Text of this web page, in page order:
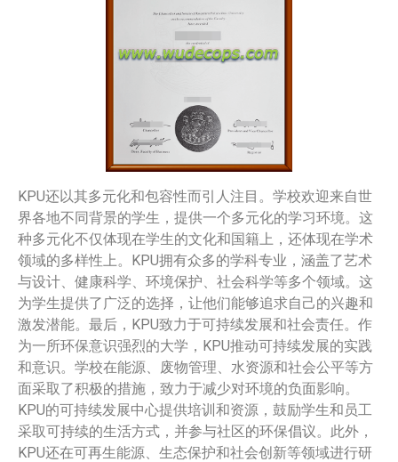
KPU还以其多元化和包容性而引人注目。学校欢迎来自世
界各地不同背景的学生，提供一个多元化的学习环境。这
种多元化不仅体现在学生的文化和国籍上，还体现在学术
领域的多样性上。KPU拥有众多的学科专业，涵盖了艺术
与设计、健康科学、环境保护、社会科学等多个领域。这
为学生提供了广泛的选择，让他们能够追求自己的兴趣和
激发潜能。最后，KPU致力于可持续发展和社会责任。作
为一所环保意识强烈的大学，KPU推动可持续发展的实践
和意识。学校在能源、废物管理、水资源和社会公平等方
面采取了积极的措施，致力于减少对环境的负面影响。
KPU的可持续发展中心提供培训和资源，鼓励学生和员工
采取可持续的生活方式，并参与社区的环保倡议。此外，
KPU还在可再生能源、生态保护和社会创新等领域进行研